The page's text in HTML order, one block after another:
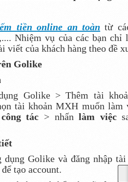
tiền online an toàn từ
Nhiệm vụ của các bạn
viết của khách hàng theo đề
Golike
Golike > Thêm tài
tài khoản MXH muốn làm
tác > nhấnlàm việc
Golike và đăng nhập
tạo account.